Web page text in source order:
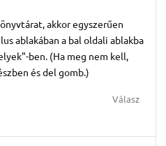
akkor egyszerűen
ablakában a bal oldali ablakba
ben. (Ha meg nem kell,
és del gomb.)
Válasz